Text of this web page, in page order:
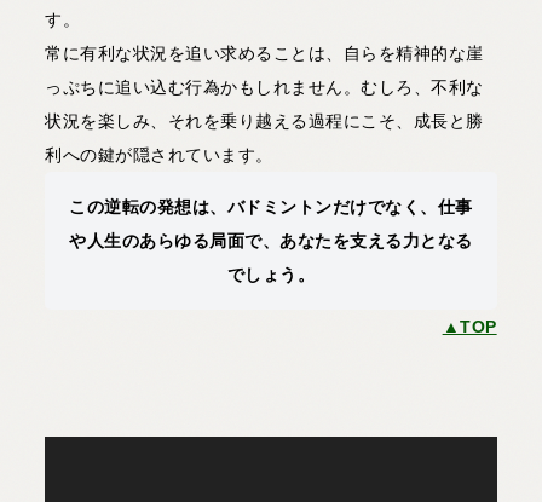
す。
常に有利な状況を追い求めることは、自らを精神的な崖
っぷちに追い込む行為かもしれません。むしろ、不利な
状況を楽しみ、それを乗り越える過程にこそ、成長と勝
利への鍵が隠されています。
この逆転の発想は、バドミントンだけでなく、仕事
や人生のあらゆる局面で、あなたを支える力となる
でしょう。
▲TOP